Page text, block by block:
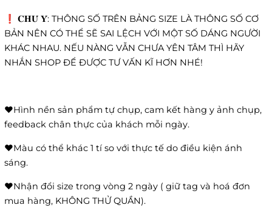
❗️ 𝐂𝐇𝐔́ 𝐘́: THÔNG SỐ TRÊN BẢNG SIZE LÀ THÔNG SỐ CƠ
BẢN NÊN CÓ THỂ SẼ SAI LỆCH VỚI MỘT SỐ DÁNG NGƯỜI
KHÁC NHAU. NẾU NÀNG VẪN CHƯA YÊN TÂM THÌ HÃY
NHẮN SHOP ĐỂ ĐƯỢC TƯ VẤN KĨ HƠN NHÉ!
❤️Hình nền sản phẩm tự chụp, cam kết hàng y ảnh chụp,
feedback chân thực của khách mỗi ngày.
❤️Màu có thể khác 1 tí so với thực tế do điều kiện ánh
sáng.
❤️Nhận đổi size trong vòng 2 ngày ( giữ tag và hoá đơn
mua hàng, KHÔNG THỬ QUẦN).